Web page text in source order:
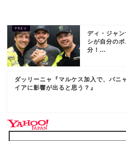
ディ・ジャ
シが自分の
分！...
ダッリーニャ『マルケス加入で、バニ
イアに影響が出ると思う？』